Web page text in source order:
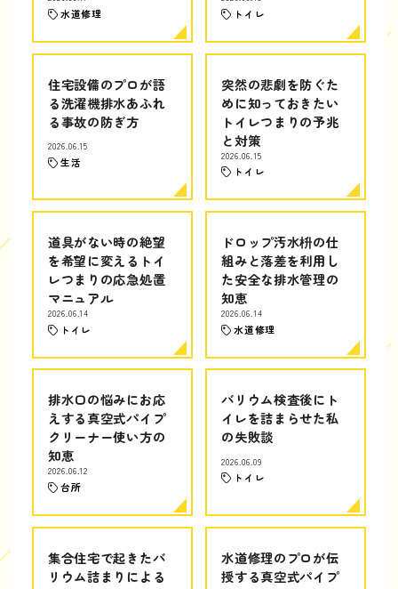
水道修理 トイレ
住宅設備のプロが語
る洗濯機排水あふれ
る事故の防ぎ方
2026.06.15
生活
突然の悲劇を防ぐた
めに知っておきたい
トイレつまりの予兆
と対策
2026.06.15
トイレ
道具がない時の絶望
を希望に変えるトイ
レつまりの応急処置
マニュアル
2026.06.14
トイレ
ドロップ汚水枡の仕
組みと落差を利用し
た安全な排水管理の
知恵
2026.06.14
水道修理
排水口の悩みにお応
えする真空式パイプ
クリーナー使い方の
知恵
2026.06.12
台所
バリウム検査後にト
イレを詰まらせた私
の失敗談
2026.06.09
トイレ
集合住宅で起きたバ
リウム詰まりによる
水道修理のプロが伝
授する真空式パイプ